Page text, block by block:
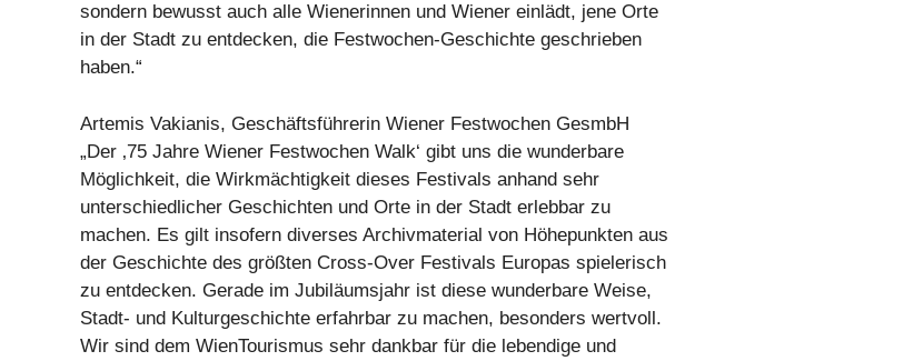
sondern bewusst auch alle Wienerinnen und Wiener einlädt, jene Orte
in der Stadt zu entdecken, die Festwochen-Geschichte geschrieben
haben.“
Artemis Vakianis, Geschäftsführerin Wiener Festwochen GesmbH
„Der ‚75 Jahre Wiener Festwochen Walk‘ gibt uns die wunderbare
Möglichkeit, die Wirkmächtigkeit dieses Festivals anhand sehr
unterschiedlicher Geschichten und Orte in der Stadt erlebbar zu
machen. Es gilt insofern diverses Archivmaterial von Höhepunkten aus
der Geschichte des größten Cross-Over Festivals Europas spielerisch
zu entdecken. Gerade im Jubiläumsjahr ist diese wunderbare Weise,
Stadt- und Kulturgeschichte erfahrbar zu machen, besonders wertvoll.
Wir sind dem WienTourismus sehr dankbar für die lebendige und